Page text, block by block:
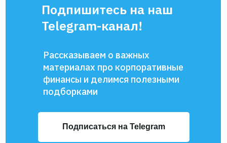
Подпишитесь на наш
Telegram-канал!
Подписаться на Telegram
Рассказываем о важных
материалах про корпоративные
финансы и делимся полезными
подборками